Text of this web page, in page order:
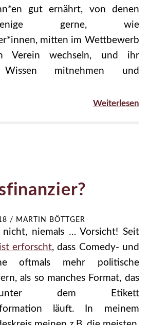
gut ernährt, von denen
gerne, wie
mitten im Wettbewerb
Verein wechseln, und ihr
Wissen mitnehmen und
Weiterlesen
/ MARTIN BÖTTGER
niemals … Vorsicht! Seit
ist erforscht, dass Comedy- und
oftmals mehr politische
als so manches Format, das
dem Etikett
läuft. In meinem